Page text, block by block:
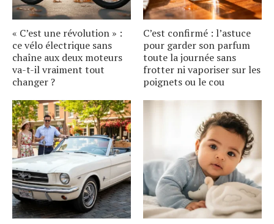
« C’est une révolution » :
ce vélo électrique sans
chaîne aux deux moteurs
va-t-il vraiment tout
changer ?
C’est confirmé : l’astuce
pour garder son parfum
toute la journée sans
frotter ni vaporiser sur les
poignets ou le cou